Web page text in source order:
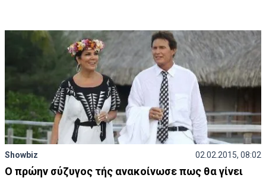
Showbiz 02.02.2015, 08:02
Ο πρώην σύζυγος τής ανακοίνωσε πως θα γίνει